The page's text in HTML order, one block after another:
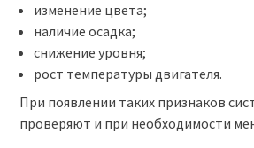
изменение цвета;
наличие осадка;
снижение уровня;
рост температуры двигателя.
При появлении таких признаков
проверяют и при необходимости